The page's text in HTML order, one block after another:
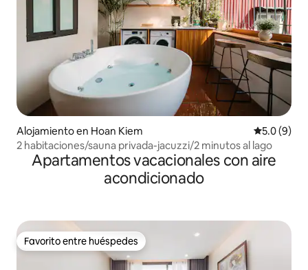
Alojamiento en Hoan Kiem
5.0 (9)
2 habitaciones/sauna privada-jacuzzi/2 minutos al lago
Apartamentos vacacionales con aire
acondicionado
Favorito entre huéspedes
Favorito entre huéspedes